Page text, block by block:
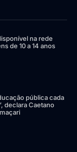
na rede
de 10 a 14 anos
pública cada
declara Caetano